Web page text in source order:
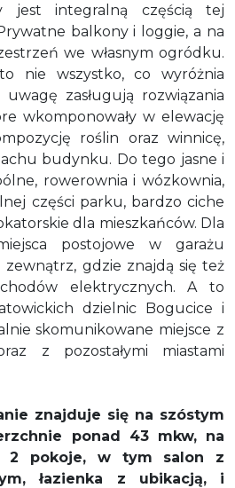
jest integralną częścią tej
balkony i loggie, a na
we własnym ogródku.
nie wszystko, co wyróżnia
uwagę zasługują rozwiązania
wkomponowały w elewację
roślin oraz winnicę,
budynku. Do tego jasne i
rowerownia i wózkownia,
części parku, bardzo ciche
dla mieszkańców. Dla
postojowe w garażu
gdzie znajdą się też
elektrycznych. A to
dzielnic Bogucice i
skomunikowane miejsce z
z pozostałymi miastami
znajduje się na szóstym
ponad 43 mkw, na
2 pokoje, w tym salon z
, łazienka z ubikacją, i